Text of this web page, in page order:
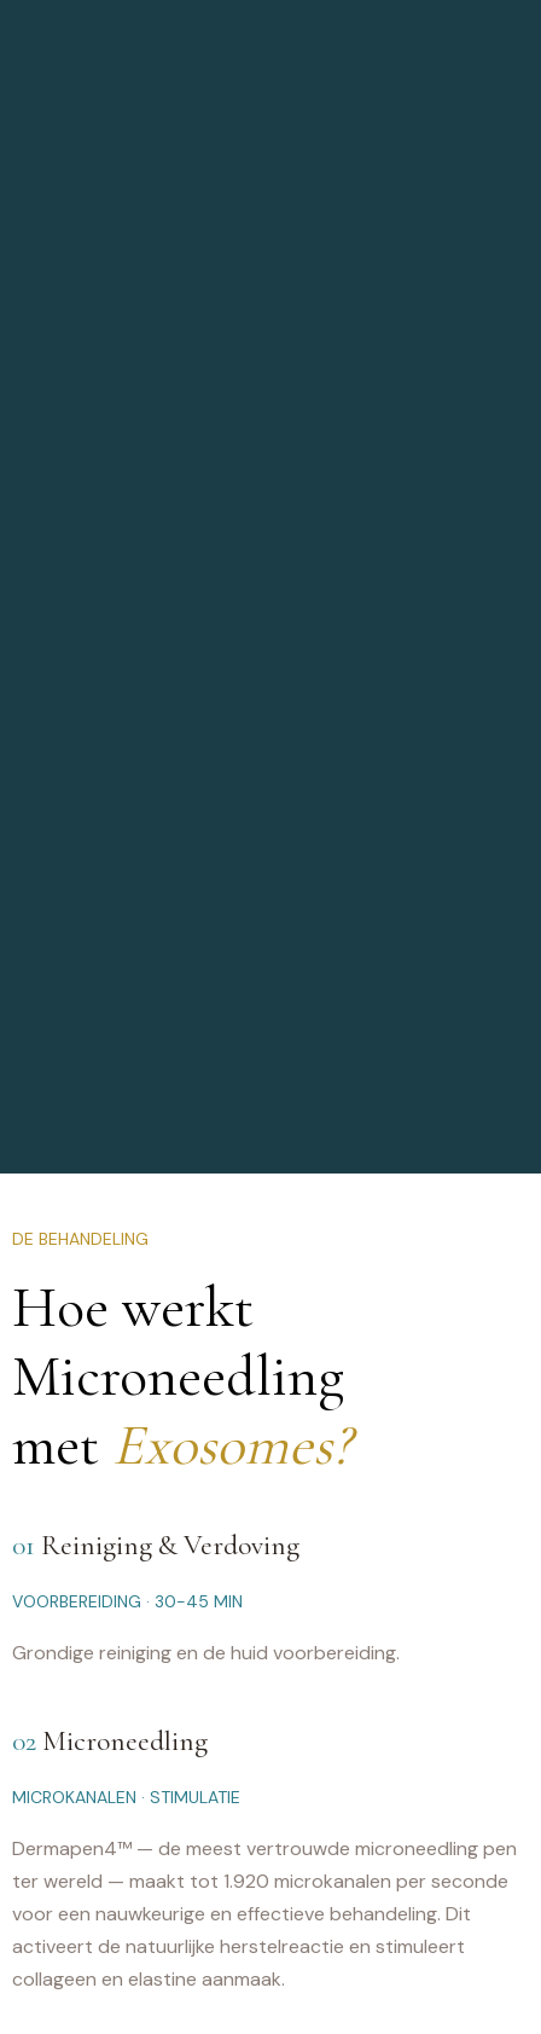
DE BEHANDELING
Hoe werkt
Microneedling
met Exosomes?
01 Reiniging & Verdoving
VOORBEREIDING · 30-45 MIN
Grondige reiniging en de huid voorbereiding.
02 Microneedling
MICROKANALEN · STIMULATIE
Dermapen4™ — de meest vertrouwde microneedling pen
ter wereld — maakt tot 1.920 microkanalen per seconde
voor een nauwkeurige en effectieve behandeling. Dit
activeert de natuurlijke herstelreactie en stimuleert
collageen en elastine aanmaak.